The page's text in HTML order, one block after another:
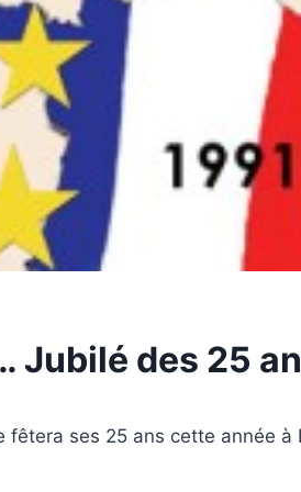
Jubilé des 25
fêtera ses 25 ans cette année